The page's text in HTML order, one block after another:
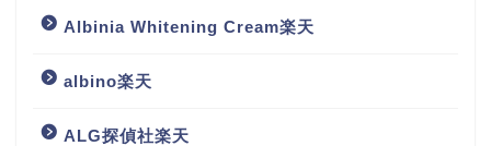
Albinia Whitening Cream楽天
albino楽天
ALG探偵社楽天